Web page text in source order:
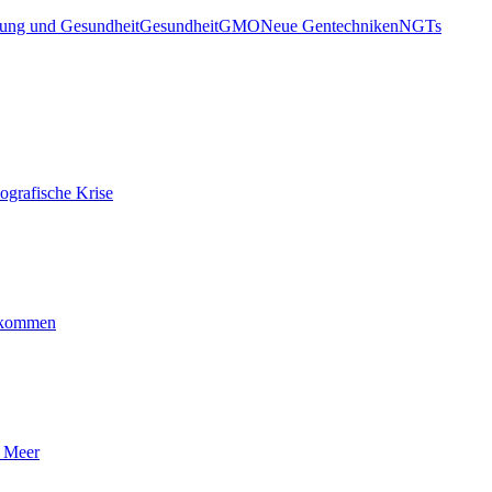
und GesundheitGesundheitGMONeue GentechnikenNGTs
Krise